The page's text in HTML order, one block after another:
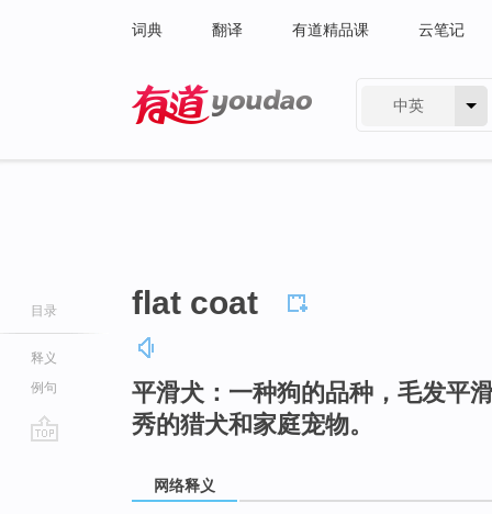
词典 翻译 有道精品课 云笔记
中英
目录
释义
例句
flat coat
平滑犬：一种狗的品种，毛发平
秀的猎犬和家庭宠物。
网络释义